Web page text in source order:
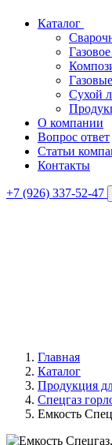
Каталог
Сухой
О компании
Вопрос ответ
Статьи
Контакты
+7 (926) 337-52-47
Главная
Каталог
Продукция
Спецгаз
Емкость